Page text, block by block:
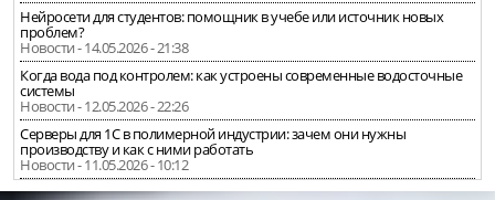
Нейросети для студентов: помощник в учебе или источник новых
проблем?
Новости - 14.05.2026 - 21:38
Когда вода под контролем: как устроены современные водосточные
системы
Новости - 12.05.2026 - 22:26
Серверы для 1С в полимерной индустрии: зачем они нужны
производству и как с ними работать
Новости - 11.05.2026 - 10:12